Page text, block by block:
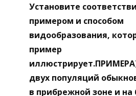
Установите
примером и способом
видообразования,
пример
двух популяций
в прибрежной зоне и